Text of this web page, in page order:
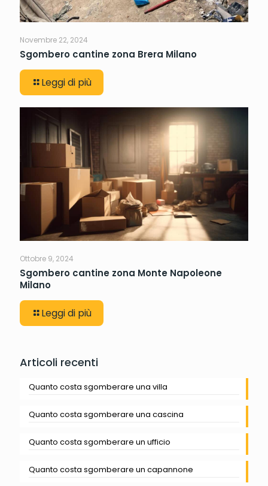
Novembre 22, 2024
Sgombero cantine zona Brera Milano
Leggi di più
Ottobre 9, 2024
Sgombero cantine zona Monte Napoleone
Milano
Leggi di più
Articoli recenti
Quanto costa sgomberare una villa
Quanto costa sgomberare una cascina
Quanto costa sgomberare un ufficio
Quanto costa sgomberare un capannone